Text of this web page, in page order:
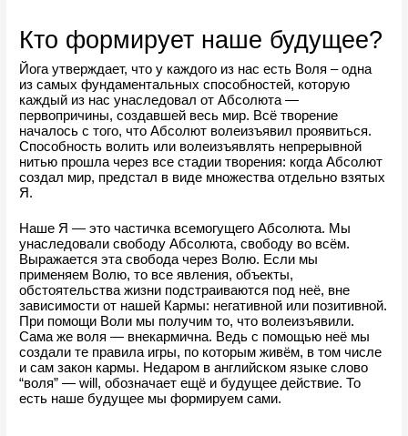
Кто формирует наше будущее?
Йога утверждает, что у каждого из нас есть Воля – одна
из самых фундаментальных способностей, которую
каждый из нас унаследовал от Абсолюта —
первопричины, создавшей весь мир. Всё творение
началось с того, что Абсолют волеизъявил проявиться.
Способность волить или волеизъявлять непрерывной
нитью прошла через все стадии творения: когда Абсолют
создал мир, предстал в виде множества отдельно взятых
Я.
Наше Я — это частичка всемогущего Абсолюта. Мы
унаследовали свободу Абсолюта, свободу во всём.
Выражается эта свобода через Волю. Если мы
применяем Волю, то все явления, объекты,
обстоятельства жизни подстраиваются под неё, вне
зависимости от нашей Кармы: негативной или позитивной.
При помощи Воли мы получим то, что волеизъявили.
Сама же воля — внекармична. Ведь с помощью неё мы
создали те правила игры, по которым живём, в том числе
и сам закон кармы. Недаром в английском языке слово
“воля” — will, обозначает ещё и будущее действие. То
есть наше будущее мы формируем сами.